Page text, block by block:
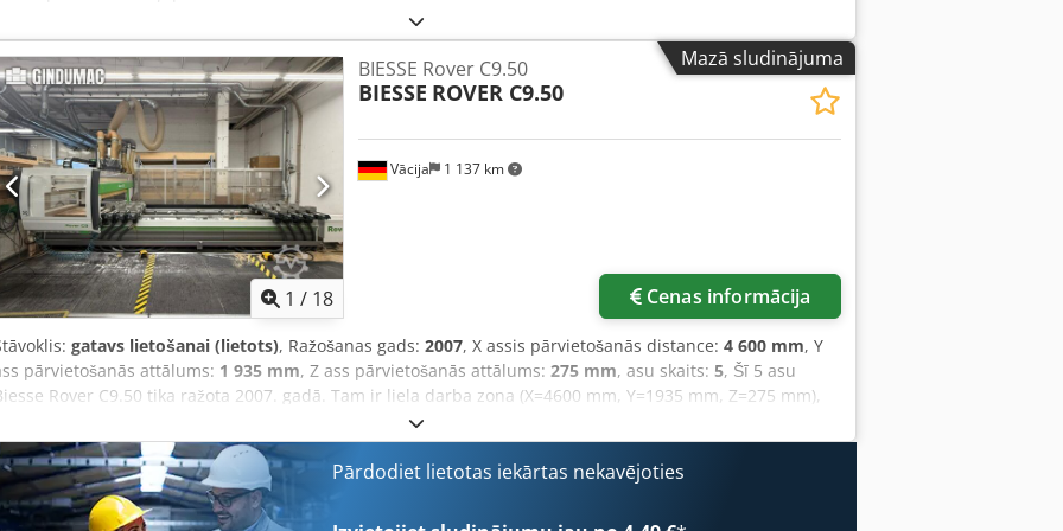
piegādāta tās faktiskajā un juridiskajā stāvoklī (“tā, kāda tā ir, un tā, kāda tā redzama”), pamatojoties uz
un tehniskajiem/komerciālajiem dokumentiem, kuriem ir deskriptīvs raksturs. Pircējam
tiesības pārbaudīt preci pirms tās paņemšanas, un viņš uzņemas atbildību par ierīces uzstādīšanu,
un lietošanu paredzētajā vietā. Ārējā atsauce: 8359
Mazā sludinājuma
1 / 18
Vācija 1 137 km
BIESSE Rover C9.50
BIESSE ROVER C9.50
Cenas informācija
gatavs lietošanai (lietots), Ražošanas gads: 2007, X assis pārvietošanās distance: 4 600 mm, Y
pārvietošanās attālums: 1 935 mm, Z ass pārvietošanās attālums: 275 mm, asu skaits: 5, Šī 5 asu
Rover C9.50 tika ražota 2007. gadā. Tam ir liela darba zona (X=4600 mm, Y=1935 mm, Z=275 mm),
automātiska eļļošanas sistēma un vadības bloks 5 asu interpolācijai. Mašīnai ir vakuuma sistēma,
lenta skaidu noņemšanai un šķidruma dzesēšanas iekārta. Ja vēlaties iegūt augstas kvalitātes
apstrādes iespējas, apsveriet Biesse Rover C9.50 mašīnu, kas ir mūsu pārdošanā. Sazinieties ar
lai iegūtu vairāk informācijas. Darba galds un stiprinājums • 8 ATS plākšņu turētāji (L = 1525 mm)
24 bīdāmās sliedes • Plākšņu turētāju un slīdvirsmu automātiska pozicionēšana (EPS X-Y) • Pneimatiskā
Pārdodiet lietotas iekārtas nekavējoties